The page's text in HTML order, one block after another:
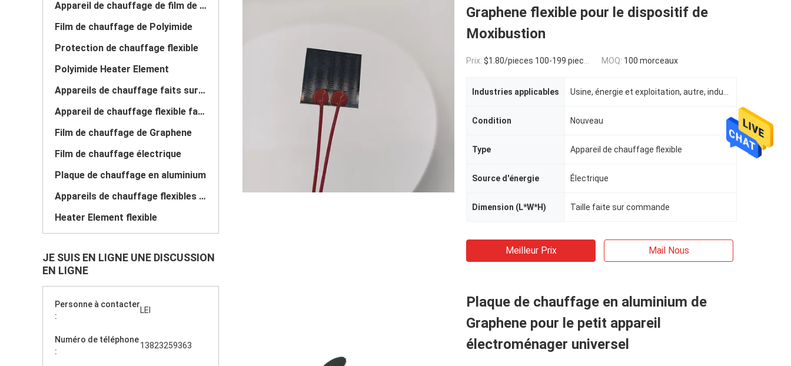
Appareil de chauffage de film de pi
Film de chauffage de Polyimide
Protection de chauffage flexible
Polyimide Heater Element
Appareils de chauffage faits sur commande de Polyimide
Appareil de chauffage flexible fait sur commande
Film de chauffage de Graphene
Film de chauffage électrique
Plaque de chauffage en aluminium
Appareils de chauffage flexibles de Polyimide
Heater Element flexible
JE SUIS EN LIGNE UNE DISCUSSION
EN LIGNE
Personne à contacter
:
LEI
Numéro de téléphone
:
13823259363
Graphene flexible pour le dispositif de
Moxibustion
Prix: $1.80/pieces 100-199 pieces MOQ: 100 morceaux
Industries applicables
Condition Nouveau
Type Appareil de chauffage flexible
Source d'énergie Électrique
Dimension (L*W*H) Taille faite sur commande
Meilleur Prix Mail Nous
Plaque de chauffage en aluminium de
Graphene pour le petit appareil
électroménager universel